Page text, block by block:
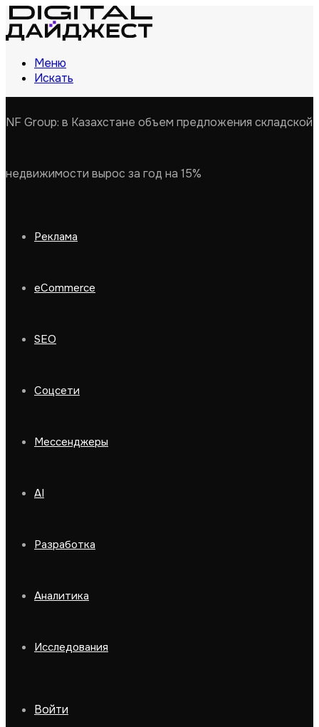
Меню
Искать
NF Group: в Казахстане объем предложения складской
недвижимости вырос за год на 15%
Реклама
eCommerce
SEO
Соцсети
Мессенджеры
AI
Разработка
Аналитика
Исследования
Войти